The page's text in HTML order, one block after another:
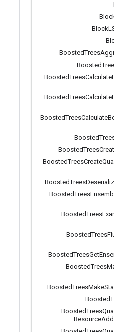
Block
BoostedTrees
Boosted
BoostedTreesCalculate
BoostedTreesCalculate
BoostedTreesCalculate
Boosted
BoostedTrees
BoostedTreesCreate
BoostedTrees
BoostedTrees
BoostedTrees
BoostedTrees
BoostedTreesGet
BoostedTrees
BoostedTreesMake
Boosted
BoostedTrees
ResourceAdd